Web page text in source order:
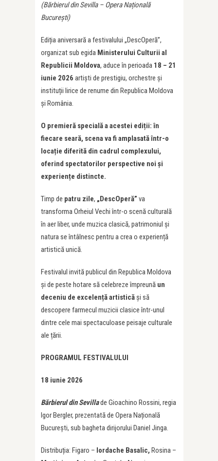
(Bărbierul din Sevilla – Opera Națională
București)
Ediția aniversară a festivalului „DescOperă”,
organizat sub egida Ministerului Culturii al
Republicii Moldova, aduce în perioada 18 – 21
iunie 2026 artiști de prestigiu, orchestre și
instituții lirice de renume din Republica Moldova
și România.
O premieră specială a acestei ediții: în
fiecare seară, scena va fi amplasată într-o
locație diferită din cadrul complexului,
oferind spectatorilor perspective noi și
experiențe distincte.
Timp de patru zile, „DescOperă” va
transforma Orheiul Vechi într-o scenă culturală
în aer liber, unde muzica clasică, patrimoniul și
natura se întâlnesc pentru a crea o experiență
artistică unică.
Festivalul invită publicul din Republica Moldova
și de peste hotare să celebreze împreună un
deceniu de excelență artistică și să
descopere farmecul muzicii clasice într-unul
dintre cele mai spectaculoase peisaje culturale
ale țării.
PROGRAMUL FESTIVALULUI
18 iunie 2026
Bărbierul din Sevillade Gioachino Rossini, regia
Igor Bergler, prezentată de Opera Națională
București, sub bagheta dirijorului Daniel Jinga.
Distribuția: Figaro – Iordache Basalic, Rosina –